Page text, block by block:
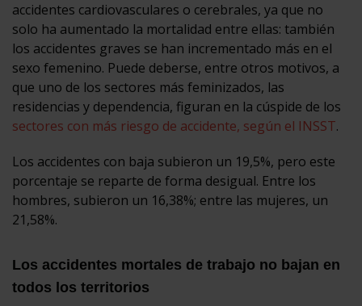
accidentes cardiovasculares o cerebrales, ya que no
solo ha aumentado la mortalidad entre ellas: también
los accidentes graves se han incrementado más en el
sexo femenino. Puede deberse, entre otros motivos, a
que uno de los sectores más feminizados, las
residencias y dependencia, figuran en la cúspide de los
sectores con más riesgo de accidente, según el INSST.
Los accidentes con baja subieron un 19,5%, pero este
porcentaje se reparte de forma desigual. Entre los
hombres, subieron un 16,38%; entre las mujeres, un
21,58%.
Los accidentes mortales de trabajo no bajan en
todos los territorios